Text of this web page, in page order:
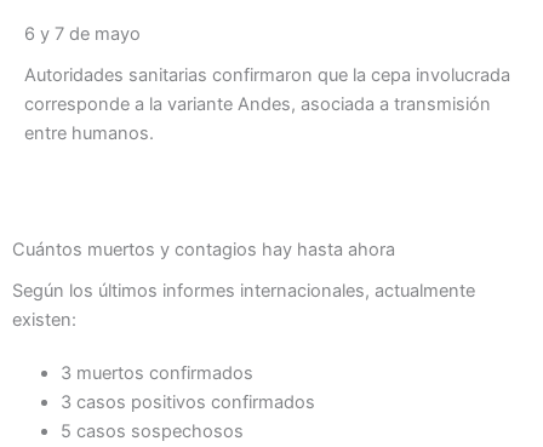
6 y 7 de mayo
Autoridades sanitarias confirmaron que la cepa involucrada
corresponde a la variante Andes, asociada a transmisión
entre humanos.
Cuántos muertos y contagios hay hasta ahora
Según los últimos informes internacionales, actualmente
existen:
3 muertos confirmados
3 casos positivos confirmados
5 casos sospechosos